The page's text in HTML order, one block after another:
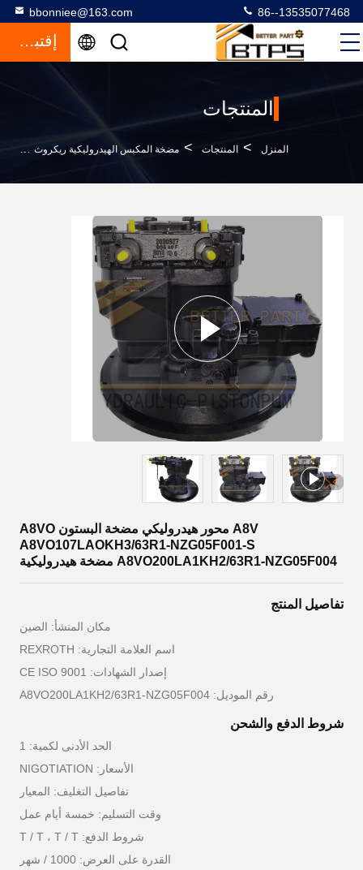
bbonniee@163.com 86--13535077468
إقتباس
المنتجات
المنزل > المنتجات > مضخة المكبس الهيدروليكية ريكروث >
A8V محور هيدروليكي مضخة البستون A8VO
A8VO107LAOKH3/63R1-NZG05F001-S
A8VO200LA1KH2/63R1-NZG05F004 مضخة هيدروليكية
تفاصيل المنتج
مكان المنشأ: الصين
اسم العلامة التجارية: REXROTH
إصدار الشهادات: CE ISO 9001
رقم الموديل: A8VO200LA1KH2/63R1-NZG05F004
شروط الدفع والشحن
الحد الأدنى لكمية: 1
الأسعار: NIGOTIATION
تفاصيل التغليف: المعيار
وقت التسليم: خمسة أيام عمل
شروط الدفع: T / T ، T / T
القدرة على العرض: 1000 / شهر